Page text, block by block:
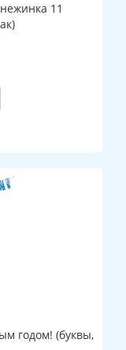
11
годом! (буквы,